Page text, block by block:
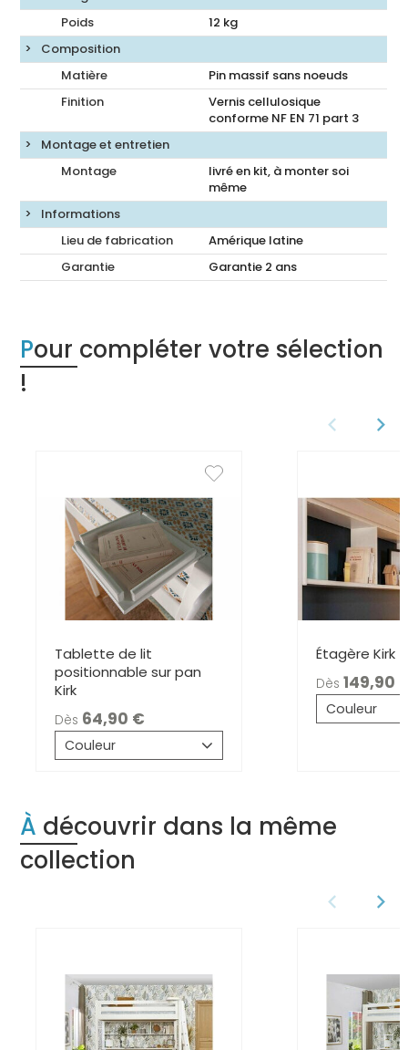
Poids
12 kg
Composition
Matière
Pin massif sans noeuds
Finition
Vernis cellulosique
conforme NF EN 71 part 3
Montage et entretien
Montage
livré en kit, à monter soi
même
Informations
Lieu de fabrication
Amérique latine
Garantie
Garantie 2 ans
Pour compléter votre sélection
!
Tablette de lit
positionnable sur pan
Kirk
Dès 64,90
Couleur
Étagère Kirk
Dès
Couleur
À découvrir dans la même
collection